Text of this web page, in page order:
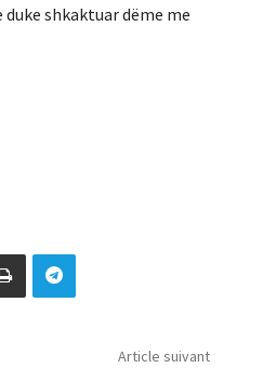
shkaktuar dëme me
Article suivant